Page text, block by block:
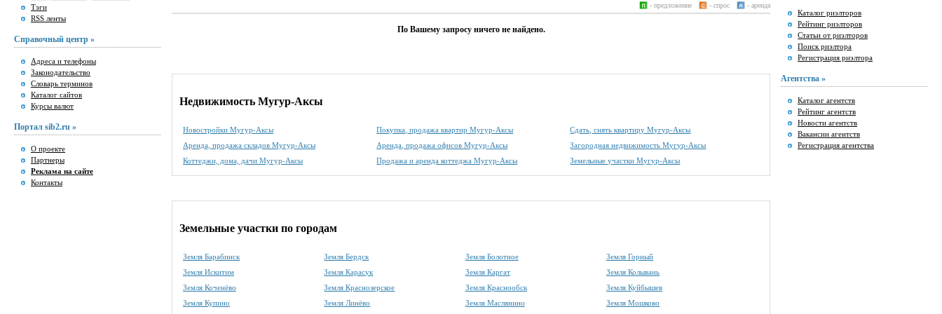
Тэги
RSS ленты
Справочный центр »
Адреса и телефоны
Законодательство
Словарь терминов
Каталог сайтов
Курсы валют
Портал sib2.ru »
О проекте
Партнеры
Реклама на сайте
Контакты
- аренда
- спрос
- предложение
По Вашему запросу ничего не найдено.
Недвижимость Мугур-Аксы
Новостройки Мугур-Аксы Покупка, продажа квартир Мугур-Аксы
Сдать, снять квартиру Мугур-Аксы
Аренда, продажа складов Мугур-Аксы
Аренда, продажа офисов Мугур-Аксы
Загородная недвижимость Мугур-Аксы
Коттеджи, дома, дачи Мугур-Аксы
Продажа и аренда коттеджа Мугур-Аксы Земельные участки Мугур-Аксы
Земельные участки по городам
Земля Барабинск Земля Бердск Земля Болотное
Земля Горный
Земля Искитим
Земля Карасук Земля Каргат
Земля Колывань
Земля Коченёво
Земля Краснозерское Земля Краснообск
Земля Куйбышев
Земля Купино
Земля Линёво Земля Маслянино Земля Мошково
Каталог риэлторов
Рейтинг риэлторов
Статьи от риэлторов
Поиск риэлтора
Регистрация риэлтора
Агентства »
Каталог агентств
Рейтинг агентств
Новости агентств
Вакансии агентств
Регистрация агентства